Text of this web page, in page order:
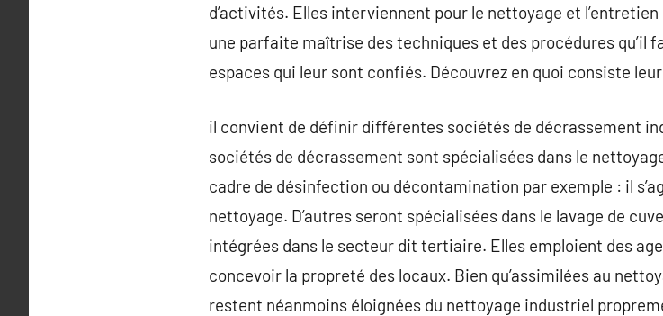
d’activités. Elles interviennent pour le nettoyage et
une parfaite maîtrise des techniques et des procédures qu’il
espaces qui leur sont confiés. Découvrez en quoi consiste
il convient de définir différentes sociétés de décrassement
sociétés de décrassement sont spécialisées dans le
cadre de désinfection ou décontamination par exemple : il
nettoyage. D’autres seront spécialisées dans le lavage de
intégrées dans le secteur dit tertiaire. Elles emploient des
concevoir la propreté des locaux. Bien qu’assimilées au
restent néanmoins éloignées du nettoyage industriel